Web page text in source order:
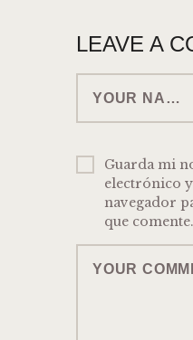
LEAVE A
Guarda mi
electrónico y
navegador
que comente.